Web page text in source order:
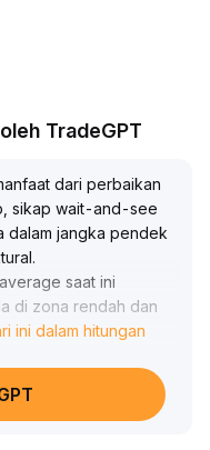
TradeGPT
dari perbaikan
sikap wait-and-see
dalam jangka pendek
.
saat ini
di zona rendah dan
dan bearish
signifikan di batas
disertai
ini dalam hitungan